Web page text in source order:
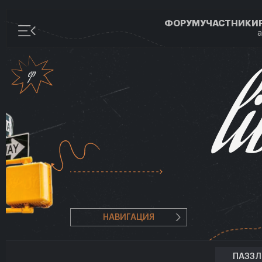
ФОРУМУЧАСТНИКИ
НАВИГАЦИЯ